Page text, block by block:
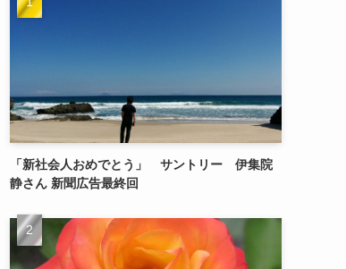
「新社会人おめでとう」 サントリー 伊集院
静さん 新聞広告最終回